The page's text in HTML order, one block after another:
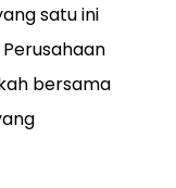
satu ini
bersama